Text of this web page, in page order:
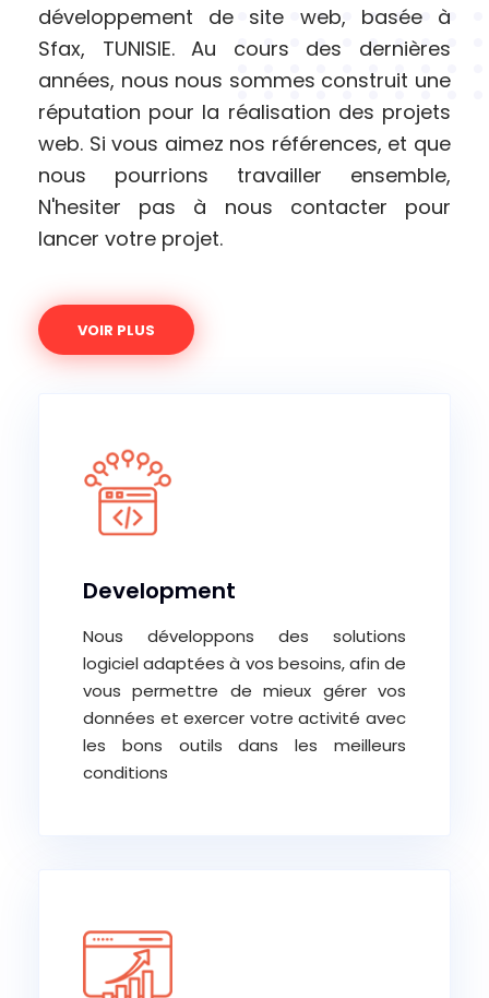
développement de site web, basée à
Sfax, TUNISIE. Au cours des dernières
années, nous nous sommes construit une
réputation pour la réalisation des projets
web. Si vous aimez nos références, et que
nous pourrions travailler ensemble,
N'hesiter pas à nous contacter pour
lancer votre projet.
VOIR PLUS
Development
Nous développons des solutions
logiciel adaptées à vos besoins, afin de
vous permettre de mieux gérer vos
données et exercer votre activité avec
les bons outils dans les meilleurs
conditions